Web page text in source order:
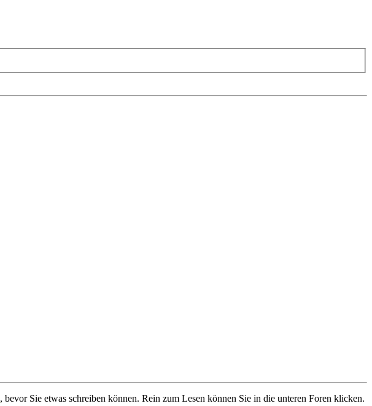
, bevor Sie etwas schreiben können. Rein zum Lesen können Sie in die unteren Foren klicken.